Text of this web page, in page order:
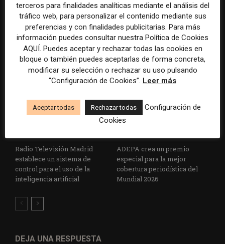
La Marea cierra 2025 con
superávit, pero su
cooperativa pierde 38.542
euros
El Premio Gabo 2026
reconoce cinco historias de
Brasil, España y El Salvador
sobre el poder, la memoria y
la violencia
Radio Televisión Madrid
establece un sistema de
control para el uso de la
inteligencia artificial
ADEPA crea un premio
especial para la mejor
cobertura periodística del
Mundial 2026
DEJA UNA RESPUESTA
terceros para finalidades analíticas mediante el análisis del
tráfico web, para personalizar el contenido mediante sus
preferencias y con finalidades publicitarias. Para más
información puedes consultar nuestra Política de Cookies
AQUÍ. Puedes aceptar y rechazar todas las cookies en
bloque o también puedes aceptarlas de forma concreta,
modificar su selección o rechazar su uso pulsando
“Configuración de Cookies”. Leer más
Aceptar todas Rechazar todas
Configuración de
Cookies